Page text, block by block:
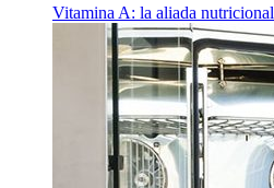
Vitamina A: la aliada